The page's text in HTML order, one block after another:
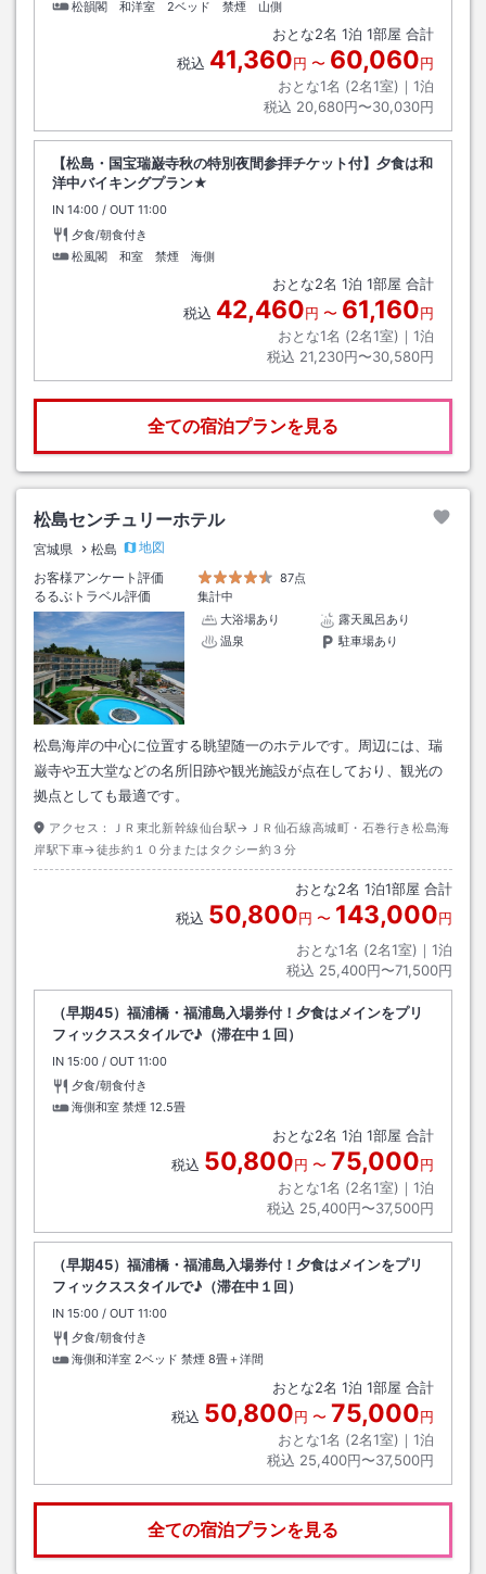
松韻閣 和洋室 2ベッド 禁煙 山側
おとな2名 1泊 1部屋 合計
税込 41,360円 〜 60,060円
おとな1名 (2名1室)｜ 1泊
税込 20,680円〜30,030円
【松島・国宝瑞巌寺秋の特別夜間参拝チケット付】夕食は和
洋中バイキングプラン★
IN チェックイン
14:00 / OUT チェックアウト
11:00
夕食/朝食付き
松風閣 和室 禁煙 海側
おとな2名 1泊 1部屋 合計
税込 42,460円 〜 61,160円
おとな1名 (2名1室)｜ 1泊
税込 21,230円〜30,580円
全ての宿泊プランを見る
松島センチュリーホテル
宮城県 松島
地図
お客様アンケート評価
87点
るるぶトラベル評価
集計中
大浴場あり
露天風呂あり
温泉
駐車場あり
松島海岸の中心に位置する眺望随一のホテルです。周辺には、瑞
巌寺や五大堂などの名所旧跡や観光施設が点在しており、観光の
拠点としても最適です。
アクセス：
ＪＲ東北新幹線仙台駅→ＪＲ仙石線高城町・石巻行き松島海
岸駅下車→徒歩約１０分またはタクシー約３分
おとな2名 1泊1部屋 合計
税込 50,800円 〜 143,000円
おとな1名 (2名1室)｜ 1泊
税込 25,400円〜71,500円
（早期45）福浦橋・福浦島入場券付！夕食はメインをプリ
フィックススタイルで♪（滞在中１回）
IN チェックイン
15:00 / OUT チェックアウト
11:00
夕食/朝食付き
海側和室 禁煙 12.5畳
おとな2名 1泊 1部屋 合計
税込 50,800円 〜 75,000円
おとな1名 (2名1室)｜ 1泊
税込 25,400円〜37,500円
（早期45）福浦橋・福浦島入場券付！夕食はメインをプリ
フィックススタイルで♪（滞在中１回）
IN チェックイン
15:00 / OUT チェックアウト
11:00
夕食/朝食付き
海側和洋室 2ベッド 禁煙 8畳＋洋間
おとな2名 1泊 1部屋 合計
税込 50,800円 〜 75,000円
おとな1名 (2名1室)｜ 1泊
税込 25,400円〜37,500円
全ての宿泊プランを見る